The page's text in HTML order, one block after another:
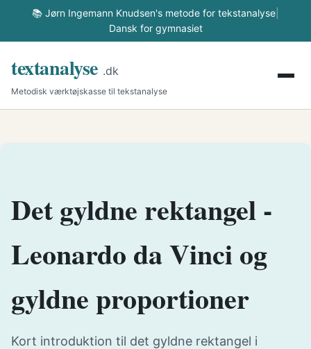
📚 Jørn Ingemann Knudsen's metode for tekstanalyse
Dansk for gymnasiet
textanalyse .dk
Metodisk værktøjskasse til tekstanalyse
Det gyldne rektangel -
Leonardo da Vinci og
gyldne proportioner
Kort introduktion til det gyldne rektangel i